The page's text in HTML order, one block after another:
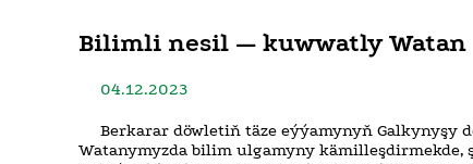
Bilimli nesil — kuwwatly Watan
04.12.2023
Berkarar döwletiň täze eýýamynyň Galkynyşy
Watanymyzda bilim ulgamyny kämilleşdirmekde,